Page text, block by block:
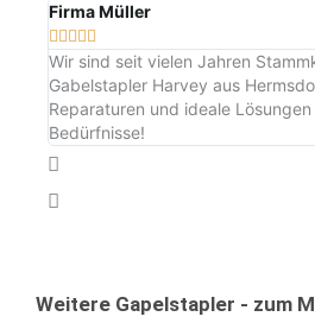
Firma Müller
    
Wir sind seit vielen Jahren
Gabelstapler Harvey aus
Reparaturen und ideale
Bedürfnisse!
Weitere Gapelstapler - zum